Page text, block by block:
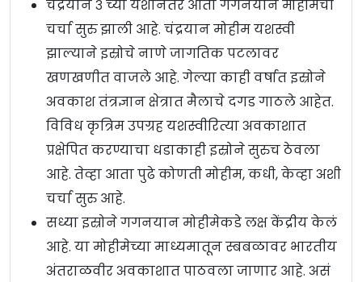
चंद्रयान ३ च्या यशानंतर आता गगनयान मोहीमेची
चर्चा सुरु झाली आहे. चंद्रयान मोहीम यशस्वी
झाल्याने इस्रोचे नाणे जागतिक पटलावर
खणखणीत वाजले आहे. गेल्या काही वर्षात इस्रोने
अवकाश तंत्रज्ञान क्षेत्रात मैलाचे दगड गाठले आहेत.
विविध कृत्रिम उपग्रह यशस्वीरित्या अवकाशात
प्रक्षेपित करण्याचा धडाकाही इस्रोने सुरुच ठेवला
आहे. तेव्हा आता पुढे कोणती मोहीम, कधी, केव्हा अशी
चर्चा सुरु आहे.
सध्या इस्रोने गगनयान मोहीमेकडे लक्ष केंद्रीय केलं
आहे. या मोहीमेच्या माध्यमातून स्बबळावर भारतीय
अंतराळवीर अवकाशात पाठवला जाणार आहे. असं